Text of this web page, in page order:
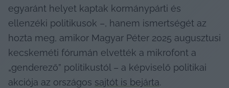
egyaránt helyet kaptak kormánypárti és
ellenzéki politikusok –, hanem ismertségét az
hozta meg, amikor Magyar Péter 2025 augusztusi
kecskeméti fórumán elvették a mikrofont a
„genderező” politikustól – a képviselő politikai
akciója az országos sajtót is bejárta.